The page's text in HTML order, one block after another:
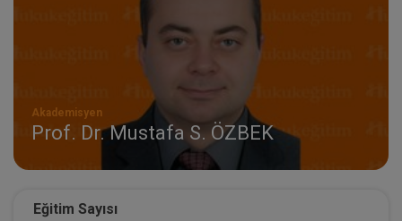
Akademisyen
Prof. Dr. Mustafa S. ÖZBEK
Eğitim Sayısı